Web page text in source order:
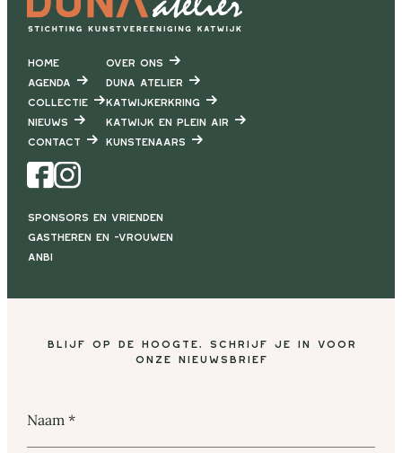
Home
Agenda
Collectie
Nieuws
Contact
Facebook Instagram
Over ons
DUNA Atelier
Katwijkerkring
Katwijk en Plein air
Kunstenaars
Sponsors en vrienden
Gastheren en -vrouwen
ANBI
Blijf op de hoogte, schrijf je in voor
onze nieuwsbrief
Naam*